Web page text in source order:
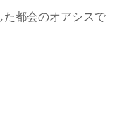
た都会のオアシスで